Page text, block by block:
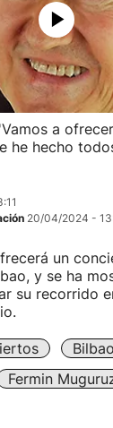
a
he hecho
20/04/2024 -
un
y se ha
su recorrido
Bilbao
Fermin